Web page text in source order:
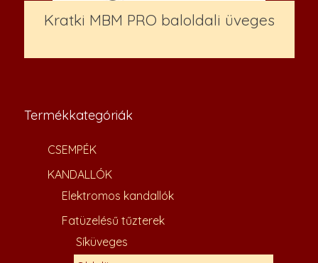
Kratki MBM PRO baloldali üveges
Termékkategóriák
CSEMPÉK
KANDALLÓK
Elektromos kandallók
Fatüzelésű tűzterek
Síküveges